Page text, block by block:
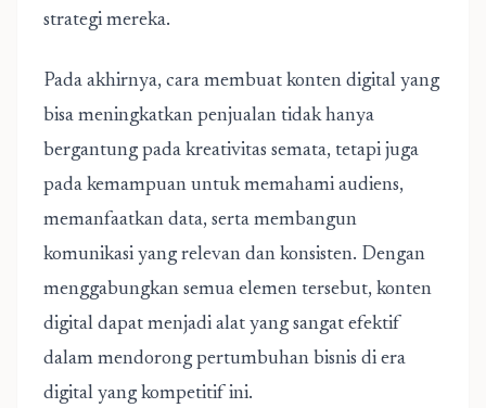
strategi mereka.
Pada akhirnya, cara membuat konten digital yang
bisa meningkatkan penjualan tidak hanya
bergantung pada kreativitas semata, tetapi juga
pada kemampuan untuk memahami audiens,
memanfaatkan data, serta membangun
komunikasi yang relevan dan konsisten. Dengan
menggabungkan semua elemen tersebut, konten
digital dapat menjadi alat yang sangat efektif
dalam mendorong pertumbuhan bisnis di era
digital yang kompetitif ini.